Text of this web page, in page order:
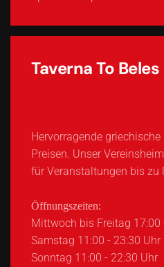
Taverna To Beles
Hervorragende
Preisen. Unser
für Veranstaltungen bis zu
Öffnungszeiten:
Mittwoch bis Freitag 17:00
Samstag 11:00 - 23:30 Uhr
Sonntag 11:00 - 22:30 Uhr